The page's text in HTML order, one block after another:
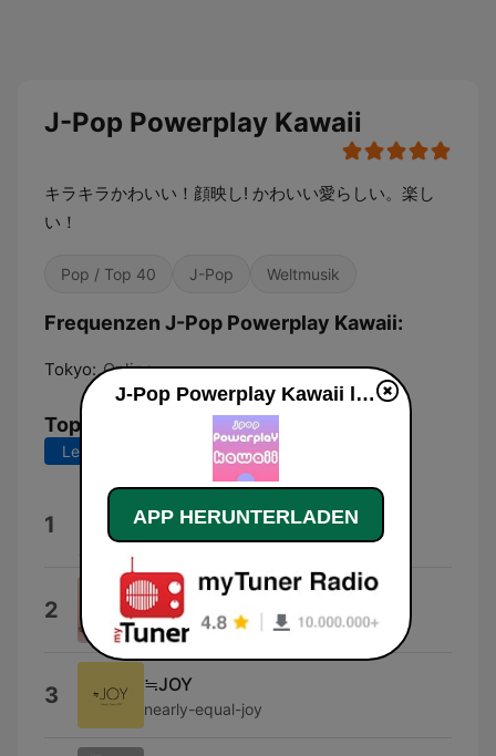
J-Pop Powerplay Kawaii
キラキラかわいい！顔映し! かわいい愛らしい。楽し
い！
Pop / Top 40 J-Pop Weltmusik
Frequenzen J-Pop Powerplay Kawaii:
Tokyo: Online
Top-Songs
Letzte 7 Tage Letzte 30 Tage
1 ハッピーバースデーソング
Band Ja Nai Mon! Max Nakayoshi
2 ハピチョコ
FRUITS ZIPPER
3 ≒JOY
nearly-equal-joy
J-Pop Powerplay Kawaii live
APP HERUNTERLADEN